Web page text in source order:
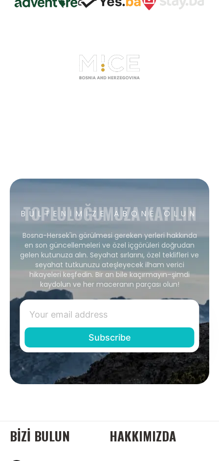
BÜLTENIMIZE ABONE OLUN
TOPLULUĞUMUZA KATILIN
Bosna-Hersek'in görülmesi gereken yerleri hakkında
en son güncellemeleri ve özel içgörüleri doğrudan
gelen kutunuza alın. Seyahat sırlarını, özel teklifleri ve
seyahat tutkunuzu ateşleyecek ilham verici
hikayeleri keşfedin. Bir an bile kaçırmayın–şimdi
kaydolun ve her maceranın parçası olun!
BIZI BULUN HAKKIMIZDA